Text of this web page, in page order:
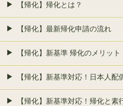
【帰化】帰化とは？
【帰化】最新帰化申請の流れ
【帰化】新基準 帰化のメリット
【帰化】新基準対応！日本人配
【帰化】新基準対応！帰化と素